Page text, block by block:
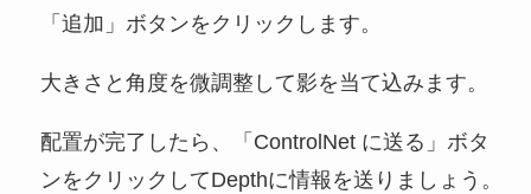
「追加」ボタンをクリックします。
大きさと角度を微調整して影を当て込みます。
配置が完了したら、「ControlNet に送る」ボタ
ンをクリックしてDepthに情報を送りましょう。